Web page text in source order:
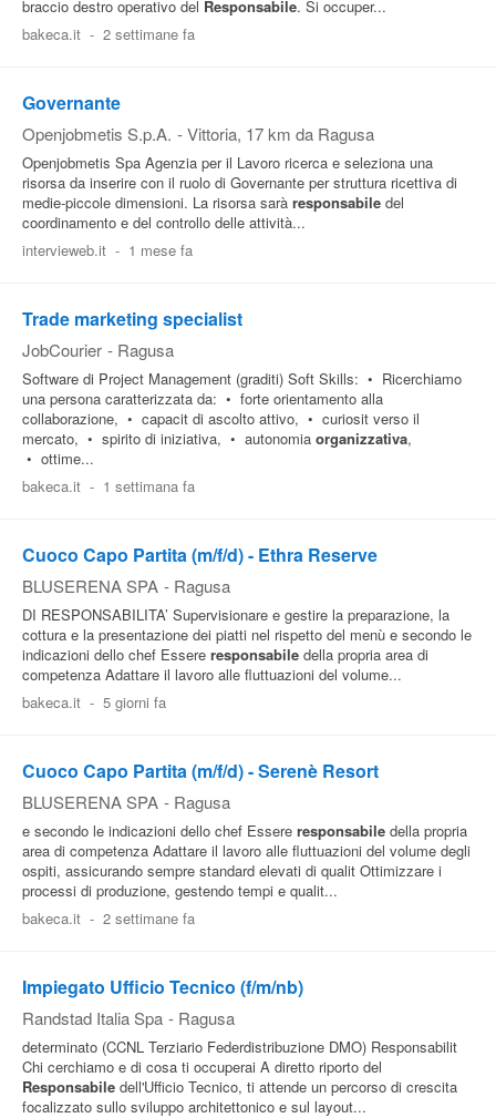
braccio destro operativo del Responsabile. Si occuper...
bakeca.it - 2 settimane fa
Governante
Openjobmetis S.p.A. - Vittoria, 17 km da Ragusa
Openjobmetis Spa Agenzia per il Lavoro ricerca e seleziona una
risorsa da inserire con il ruolo di Governante per struttura ricettiva di
medie-piccole dimensioni. La risorsa sarà responsabile del
coordinamento e del controllo delle attività...
intervieweb.it - 1 mese fa
Trade marketing specialist
JobCourier - Ragusa
Software di Project Management (graditi) Soft Skills: • Ricerchiamo
una persona caratterizzata da: • forte orientamento alla
collaborazione, • capacit di ascolto attivo, • curiosit verso il
mercato, • spirito di iniziativa, • autonomia organizzativa,
• ottime...
bakeca.it - 1 settimana fa
Cuoco Capo Partita (m/f/d) - Ethra Reserve
BLUSERENA SPA - Ragusa
DI RESPONSABILITA’ Supervisionare e gestire la preparazione, la
cottura e la presentazione dei piatti nel rispetto del menù e secondo le
indicazioni dello chef Essere responsabile della propria area di
competenza Adattare il lavoro alle fluttuazioni del volume...
bakeca.it - 5 giorni fa
Cuoco Capo Partita (m/f/d) - Serenè Resort
BLUSERENA SPA - Ragusa
e secondo le indicazioni dello chef Essere responsabile della propria
area di competenza Adattare il lavoro alle fluttuazioni del volume degli
ospiti, assicurando sempre standard elevati di qualit Ottimizzare i
processi di produzione, gestendo tempi e qualit...
bakeca.it - 2 settimane fa
Impiegato Ufficio Tecnico (f/m/nb)
Randstad Italia Spa - Ragusa
determinato (CCNL Terziario Federdistribuzione DMO) Responsabilit
Chi cerchiamo e di cosa ti occuperai A diretto riporto del
Responsabile dell'Ufficio Tecnico, ti attende un percorso di crescita
focalizzato sullo sviluppo architettonico e sul layout...